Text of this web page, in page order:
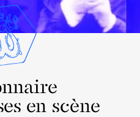
en scène